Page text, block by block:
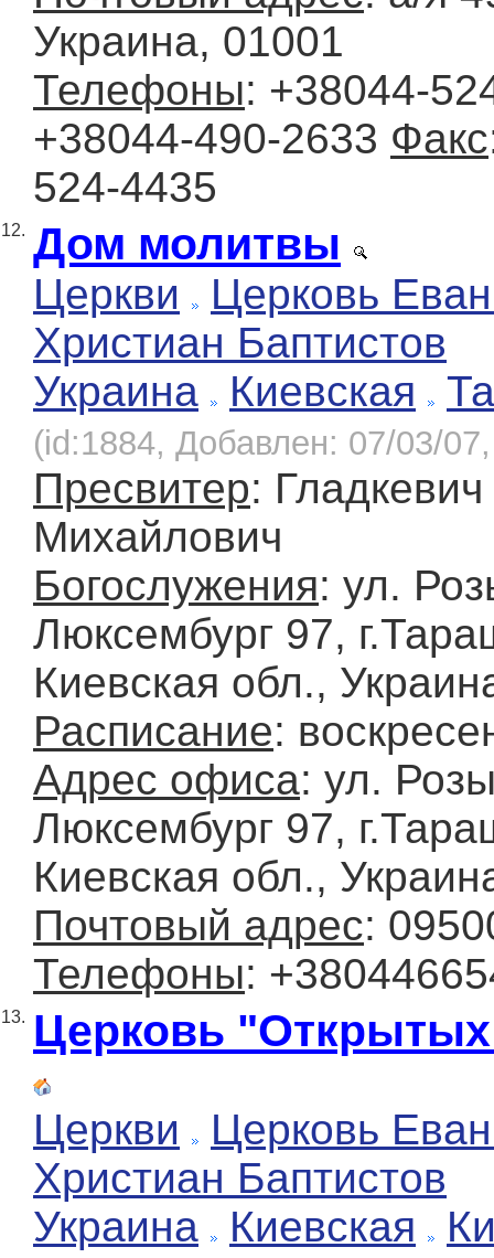
Украина, 01001
Телефоны: +38044-
+38044-490-2633 Факс
524-4435
12. Дом молитвы
Церкви
Церковь
Христиан Баптистов
Украина
Киевская
(id:1884, Добавлен: 07/03/
Пресвитер:
Михайлович
Богослужения: ул.
Люксембург 97,
Киевская обл.,
Расписание:
Адрес офиса: ул.
Люксембург 97,
Киевская обл.,
Почтовый адрес:
Телефоны:
13. Церковь
Церкви
Церковь
Христиан Баптистов
Украина
Киевская